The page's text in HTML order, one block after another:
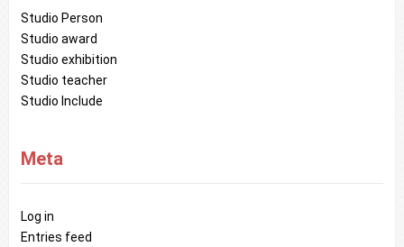
Studio Person
Studio award
Studio exhibition
Studio teacher
Studio Include
Meta
Log in
Entries feed